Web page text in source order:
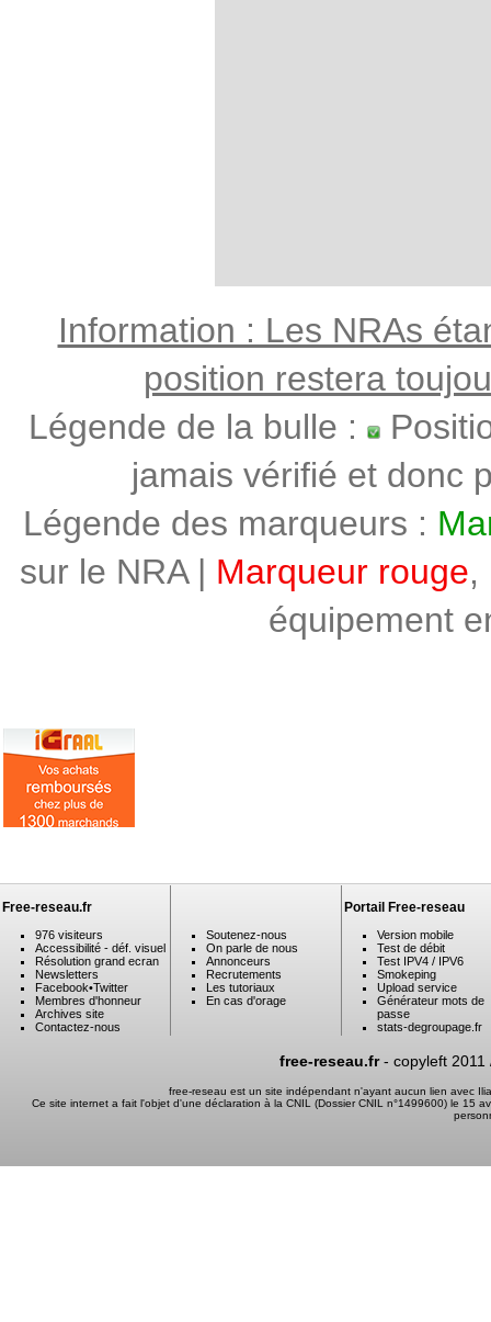
Information : Les NRAs
position restera
Légende de la bulle :
jamais vérifié et donc
Légende des marqueurs :
sur le NRA | Marqueur rouge,
équipement
Free-reseau.fr
976 visiteurs
Accessibilité - déf. visuel
Résolution grand ecran
Newsletters
Facebook•Twitter
Membres d'honneur
Archives site
Contactez-nous
Soutenez-nous
On parle de nous
Annonceurs
Recrutements
Les tutoriaux
En cas d'orage
Portail Free-reseau
Version mobile
Test de débit
Test IPV4 / IPV6
Smokeping
Upload service
Générateur mots de
passe
stats-degroupage.fr
free-reseau.fr- copyleft 2011
free-reseau est un site indépendant n'ayant aucun lien avec
Ce site internet a fait l'objet d'une déclaration à la CNIL (Dossier CNIL n°1499600) le 15